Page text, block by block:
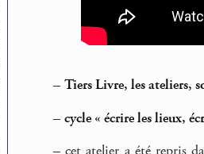
– Tiers Livre, les ateliers,
– cycle « écrire les lieux,